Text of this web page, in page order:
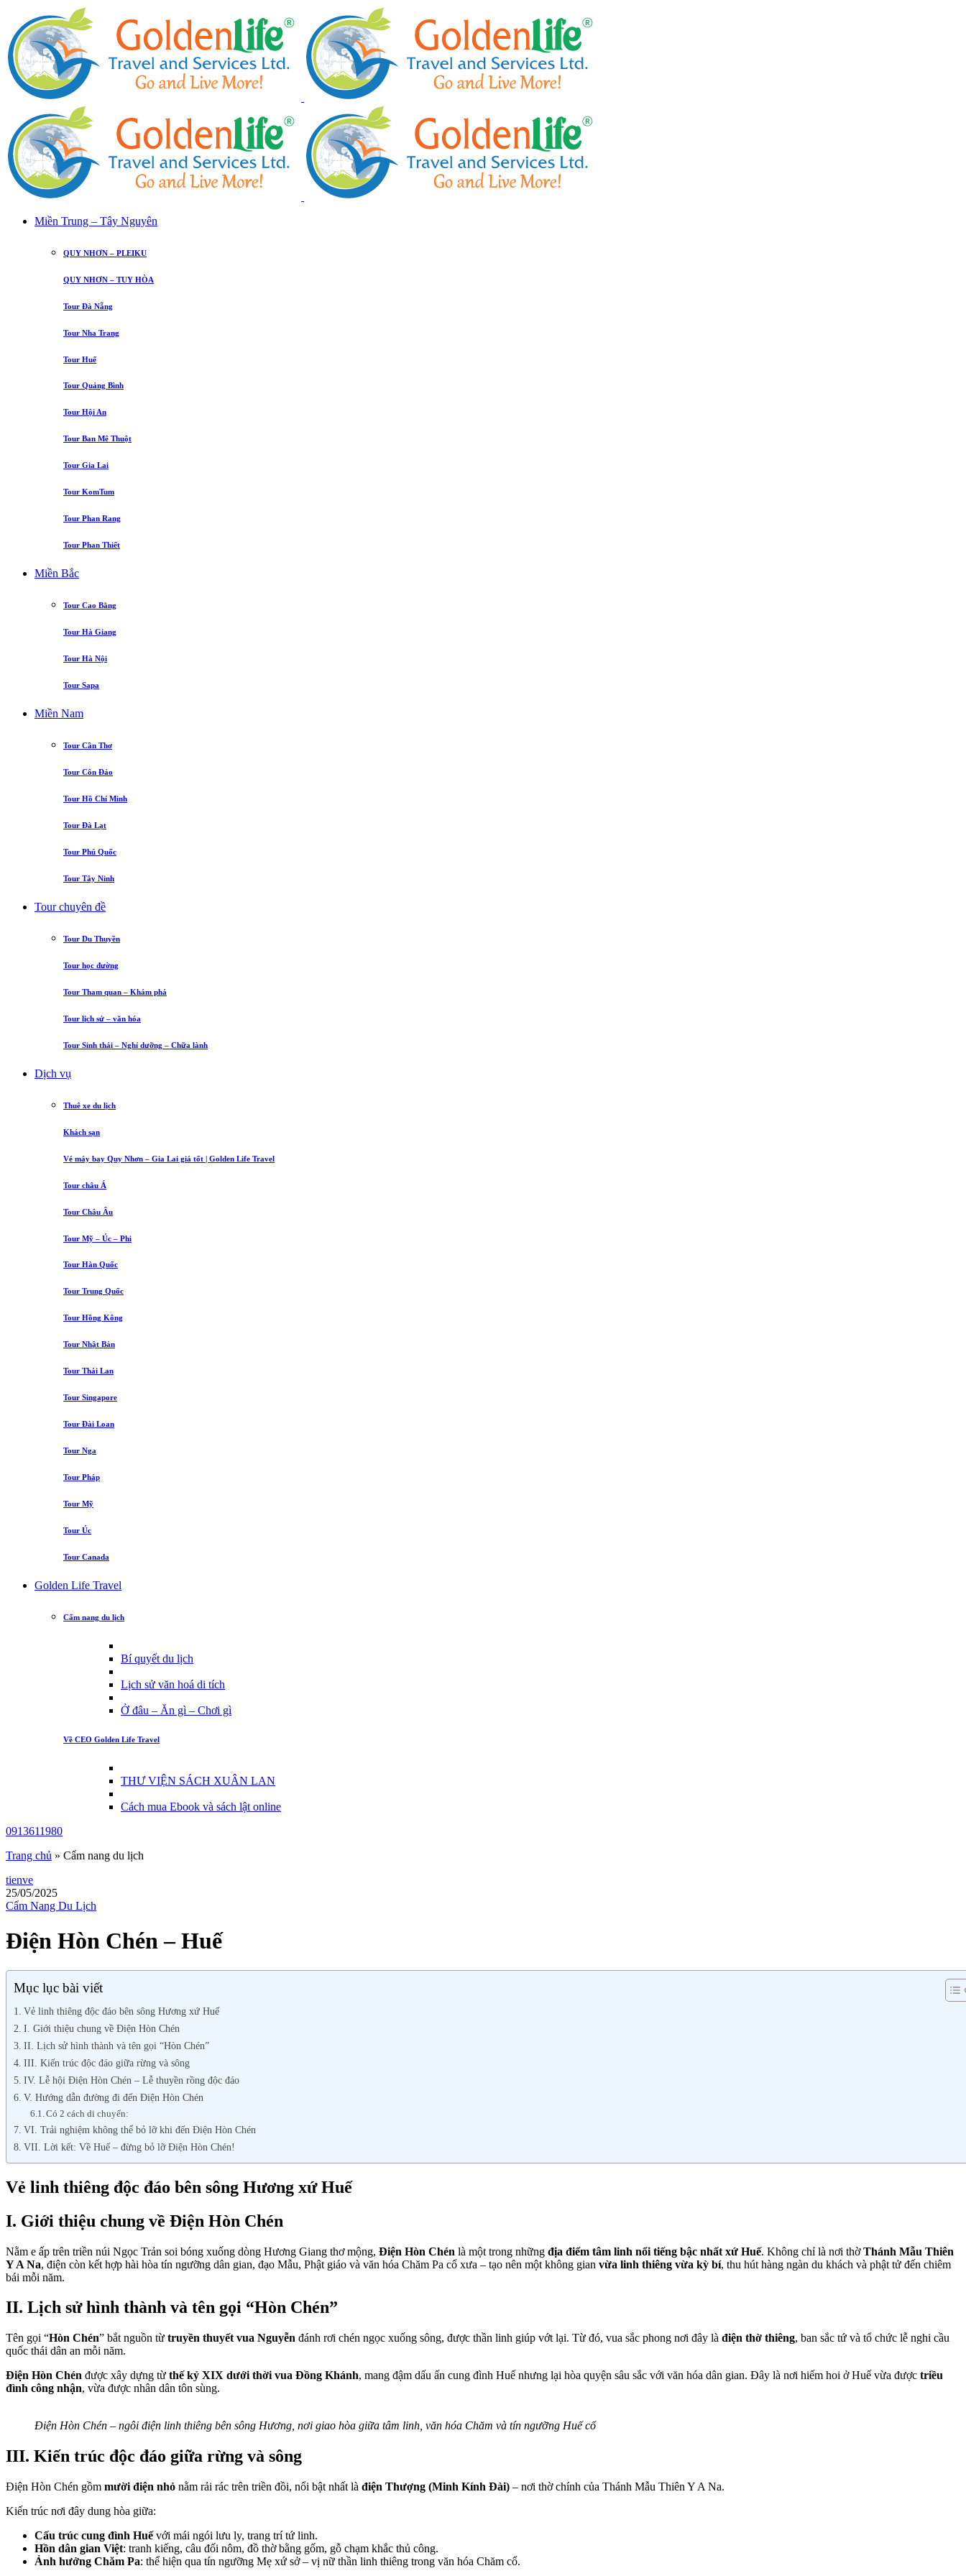
Miền Trung – Tây Nguyên
QUY NHƠN – PLEIKU
QUY NHƠN – TUY HÒA
Tour Đà Nẵng
Tour Nha Trang
Tour Huế
Tour Quảng Bình
Tour Hội An
Tour Ban Mê Thuột
Tour Gia Lai
Tour KomTum
Tour Phan Rang
Tour Phan Thiết
Miền Bắc
Tour Cao Bằng
Tour Hà Giang
Tour Hà Nội
Tour Sapa
Miền Nam
Tour Cần Thơ
Tour Côn Đảo
Tour Hồ Chí Minh
Tour Đà Lạt
Tour Phú Quốc
Tour Tây Ninh
Tour chuyên đề
Tour Du Thuyền
Tour học đường
Tour Tham quan – Khám phá
Tour lịch sử – văn hóa
Tour Sinh thái – Nghỉ dưỡng – Chữa lành
Dịch vụ
Thuê xe du lịch
Khách sạn
Vé máy bay Quy Nhơn – Gia Lai giá tốt | Golden Life Travel
Tour châu Á
Tour Châu Âu
Tour Mỹ – Úc – Phi
Tour Hàn Quốc
Tour Trung Quốc
Tour Hồng Kông
Tour Nhật Bản
Tour Thái Lan
Tour Singapore
Tour Đài Loan
Tour Nga
Tour Pháp
Tour Mỹ
Tour Úc
Tour Canada
Golden Life Travel
Cẩm nang du lịch
Bí quyết du lịch
Lịch sử văn hoá di tích
Ở đâu – Ăn gì – Chơi gì
Về CEO Golden Life Travel
THƯ VIỆN SÁCH XUÂN LAN
Cách mua Ebook và sách lật online
0913611980
Trang chủ » Cẩm nang du lịch
tienve
25/05/2025
Cẩm Nang Du Lịch
Điện Hòn Chén – Huế
Mục lục bài viết
Vẻ linh thiêng độc đáo bên sông Hương xứ Huế
I. Giới thiệu chung về Điện Hòn Chén
II. Lịch sử hình thành và tên gọi “Hòn Chén”
III. Kiến trúc độc đáo giữa rừng và sông
IV. Lễ hội Điện Hòn Chén – Lễ thuyền rồng độc đáo
V. Hướng dẫn đường đi đến Điện Hòn Chén
Có 2 cách di chuyển:
VI. Trải nghiệm không thể bỏ lỡ khi đến Điện Hòn Chén
VII. Lời kết: Về Huế – đừng bỏ lỡ Điện Hòn Chén!
Vẻ linh thiêng độc đáo bên sông Hương xứ Huế
I. Giới thiệu chung về Điện Hòn Chén
Nằm e ấp trên triền núi Ngọc Trản soi bóng xuống dòng Hương Giang thơ mộng, Điện Hòn Chén là một trong những địa điểm tâm linh nổi tiếng bậc nhất xứ Huế. Không chỉ là nơi thờThánh Mẫu Thiên
Y A Na, điện còn kết hợp hài hòa tín ngưỡng dân gian, đạo Mẫu, Phật giáo và văn hóa Chăm Pa cổ xưa – tạo nên một không gian vừa linh thiêng vừa kỳ bí, thu hút hàng ngàn du khách và phật tử đến chiêm
bái mỗi năm.
II. Lịch sử hình thành và tên gọi “Hòn Chén”
Tên gọi “Hòn Chén” bắt nguồn từ truyền thuyết vua Nguyễn đánh rơi chén ngọc xuống sông, được thần linh giúp vớt lại. Từ đó, vua sắc phong nơi đây là điện thờ thiêng, ban sắc tứ và tổ chức lễ nghi cầu
quốc thái dân an mỗi năm.
Điện Hòn Chén được xây dựng từ thế kỷ XIX dưới thời vua Đồng Khánh, mang đậm dấu ấn cung đình Huế nhưng lại hòa quyện sâu sắc với văn hóa dân gian. Đây là nơi hiếm hoi ở Huế vừa được triều
đình công nhận, vừa được nhân dân tôn sùng.
Điện Hòn Chén – ngôi điện linh thiêng bên sông Hương, nơi giao hòa giữa tâm linh, văn hóa Chăm và tín ngưỡng Huế cổ
III. Kiến trúc độc đáo giữa rừng và sông
Điện Hòn Chén gồm mười điện nhỏ nằm rải rác trên triền đồi, nổi bật nhất là điện Thượng (Minh Kính Đài) – nơi thờ chính của Thánh Mẫu Thiên Y A Na.
Kiến trúc nơi đây dung hòa giữa:
Cấu trúc cung đình Huếvới mái ngói lưu ly, trang trí tứ linh.
Hồn dân gian Việt: tranh kiếng, câu đối nôm, đồ thờ bằng gốm, gỗ chạm khắc thủ công.
Ảnh hưởng Chăm Pa: thể hiện qua tín ngưỡng Mẹ xứ sở – vị nữ thần linh thiêng trong văn hóa Chăm cổ.